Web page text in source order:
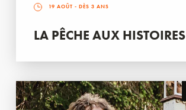
19 AOÛT - DÈS 3 ANS
LA PÊCHE AUX HISTOIRES